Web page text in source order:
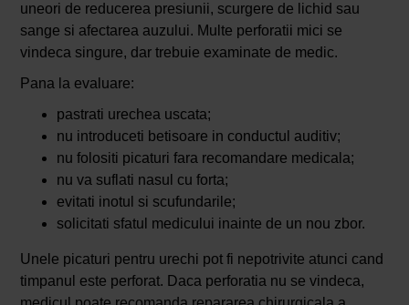
uneori de reducerea presiunii, scurgere de lichid sau
sange si afectarea auzului. Multe perforatii mici se
vindeca singure, dar trebuie examinate de medic.
Pana la evaluare:
pastrati urechea uscata;
nu introduceti betisoare in conductul auditiv;
nu folositi picaturi fara recomandare medicala;
nu va suflati nasul cu forta;
evitati inotul si scufundarile;
solicitati sfatul medicului inainte de un nou zbor.
Unele picaturi pentru urechi pot fi nepotrivite atunci cand
timpanul este perforat. Daca perforatia nu se vindeca,